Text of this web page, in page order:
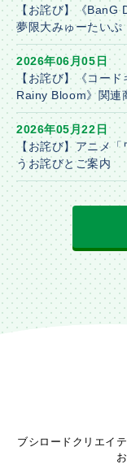
【お詫び】《BanG
夢限大みゅーたい
2026年06月05日
【お詫び】《コー
Rainy Bloom》関連
2026年05月22日
【お詫び】アニメ
うお詫びとご案内
ブシロードクリエイ